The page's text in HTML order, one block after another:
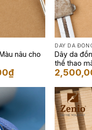
nâu cho
₫Khoảng
giá:
2,500,000₫
đến
DÂY DA
Dây da
thể thao